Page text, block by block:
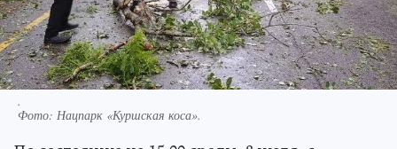
.
Фото: Нацпарк «Куршская коса».